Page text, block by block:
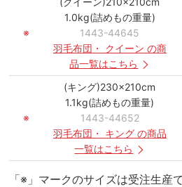
※
1.0kg(詰めもの重量)
1443-44645
羽毛布団 ・ クイーン の商
品一覧はこちら
※
(キング)230×210cm
1.1kg(詰めもの重量)
1443-44652
羽毛布団 ・ キングの商品
一覧はこちら
「※」マークのサイズは受注生産で